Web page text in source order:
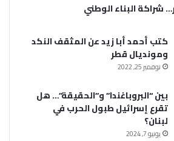
شراكة البناء الوطني
كتب أحمد أبا زيد عن المثقف النكد
ومونديال قطر
نوفمبر 25, 2022
بين “البروباغندا” و”الحقيقة”… هل
تقرع إسرائيل طبول الحرب في
لبنان؟
يونيو 7, 2024